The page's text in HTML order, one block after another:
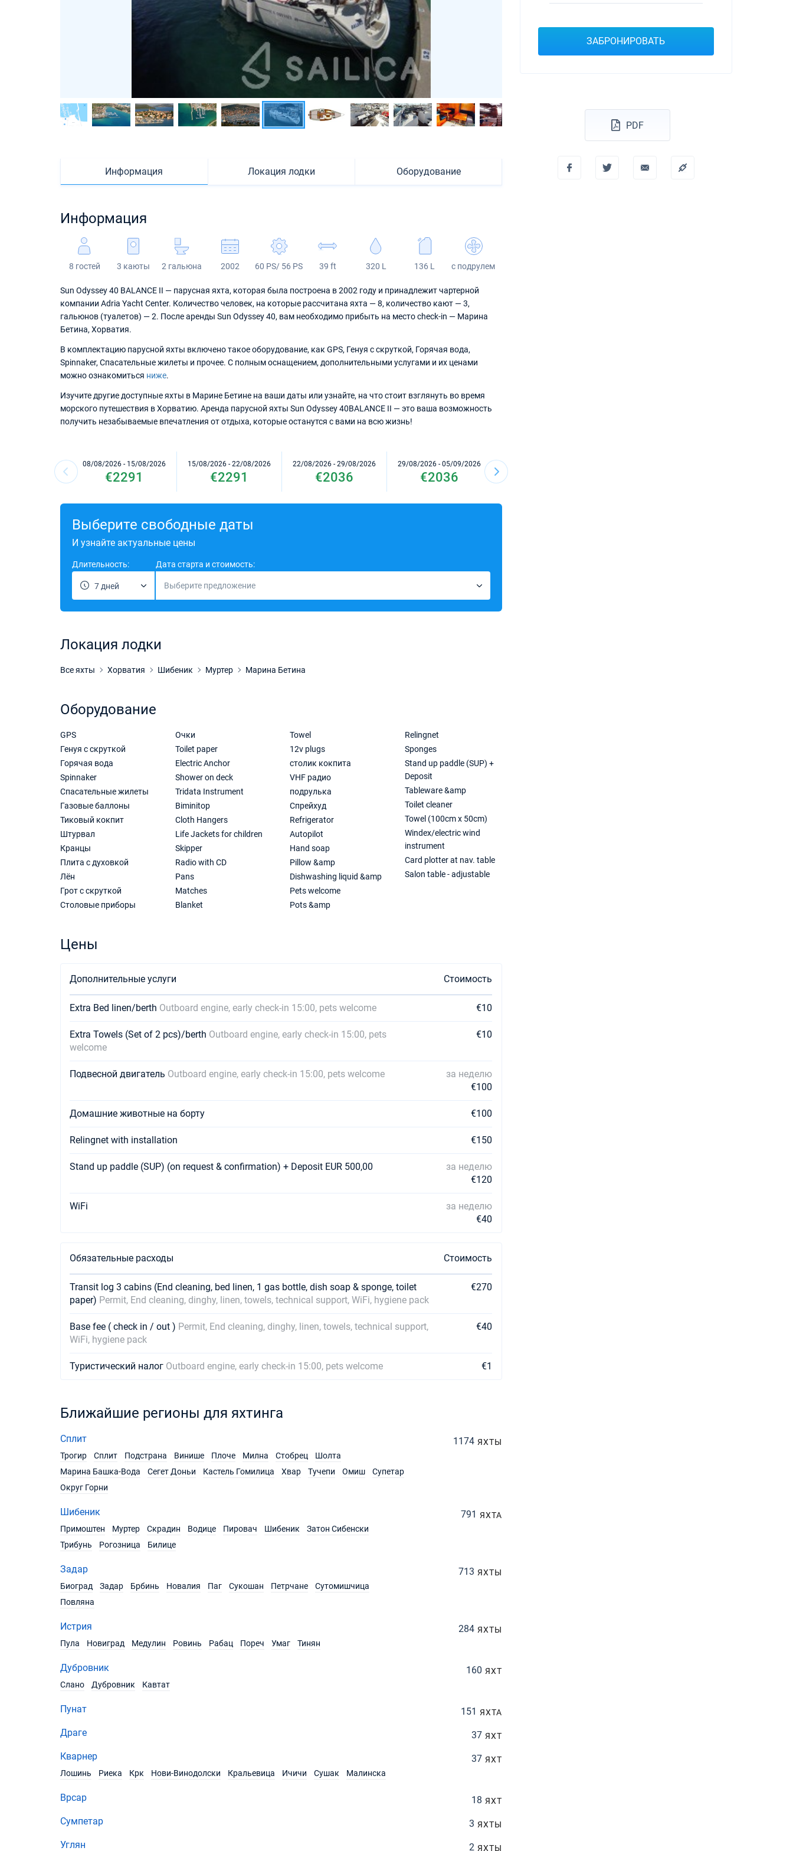
Информация Локация лодки Оборудование
Информация
8 гостей 3 каюты 2 гальюна 2002 60 PS/ 56 PS 39 ft 320 L 136 L с подрулем
Sun Odyssey 40 BALANCE II — парусная яхта, которая была построена в 2002 году и принадлежит чартерной
компании Adria Yacht Center. Количество человек, на которые рассчитана яхта — 8, количество кают — 3,
гальюнов (туалетов) — 2. После аренды Sun Odyssey 40, вам необходимо прибыть на место check-in — Марина
Бетина, Хорватия.
В комплектацию парусной яхты включено такое оборудование, как GPS, Генуя с скруткой, Горячая вода,
Spinnaker, Спасательные жилеты и прочее. С полным оснащением, дополнительными услугами и их ценами
можно ознакомиться ниже.
Изучите другие доступные яхты в Марине Бетине на ваши даты или узнайте, на что стоит взглянуть во время
морского путешествия в Хорватию. Аренда парусной яхты Sun Odyssey 40BALANCE II — это ваша возможность
получить незабываемые впечатления от отдыха, которые останутся с вами на всю жизнь!
08/08/2026 - 15/08/2026
€2291
15/08/2026 - 22/08/2026
€2291
22/08/2026 - 29/08/2026
€2036
29/08/2026 - 05/09/2026
€2036
05/09/2026 - 12/09/2026
Выберите свободные даты
И узнайте актуальные цены
Длительность:
7 дней
Дата старта и стоимость:
Выберите предложение
Локация лодки
Все яхты Хорватия Шибеник Муртер Марина Бетина
Оборудование
GPS
Генуя с скруткой
Горячая вода
Spinnaker
Спасательные жилеты
Газовые баллоны
Тиковый кокпит
Штурвал
Кранцы
Плита с духовкой
Лён
Грот с скруткой
Столовые приборы
Очки
Toilet paper
Electric Anchor
Shower on deck
Tridata Instrument
Biminitop
Cloth Hangers
Life Jackets for children
Skipper
Radio with CD
Pans
Matches
Blanket
Towel
12v plugs
столик кокпита
VHF радио
подрулька
Спрейхуд
Refrigerator
Autopilot
Hand soap
Pillow &amp
Dishwashing liquid &amp
Pets welcome
Pots &amp
Relingnet
Sponges
Stand up paddle (SUP) +
Deposit
Tableware &amp
Toilet cleaner
Towel (100cm x 50cm)
Windex/electric wind
instrument
Card plotter at nav. table
Salon table - adjustable
Цены
Дополнительные услуги Стоимость
Extra Bed linen/berth Outboard engine, early check-in 15:00, pets welcome €10
Extra Towels (Set of 2 pcs)/berth Outboard engine, early check-in 15:00, pets
welcome
€10
Подвесной двигатель Outboard engine, early check-in 15:00, pets welcome
за неделю
€100
Домашние животные на борту €100
Relingnet with installation €150
Stand up paddle (SUP) (on request & confirmation) + Deposit EUR 500,00
за неделю
€120
WiFi
за неделю
€40
Обязательные расходы Стоимость
Transit log 3 cabins (End cleaning, bed linen, 1 gas bottle, dish soap & sponge, toilet
paper) Permit, End cleaning, dinghy, linen, towels, technical support, WiFi, hygiene pack
€270
Base fee ( check in / out ) Permit, End cleaning, dinghy, linen, towels, technical support,
WiFi, hygiene pack
€40
Туристический налог Outboard engine, early check-in 15:00, pets welcome €1
Ближайшие регионы для яхтинга
Сплит 1174 ЯХТЫ
Трогир
Сплит Подстрана Винише Плоче Милна Стобрец
Шолта
Марина Башка-Вода
Сегет Доньи Кастель Гомилица Хвар Тучепи Омиш
Супетар
Округ Горни
Шибеник 791 ЯХТА
Примоштен
Муртер Скрадин Водице Пировач Шибеник
Затон Сибенски
Трибунь
Рогозница Билице
Задар 713 ЯХТЫ
Биоград
Задар Брбинь Новалия Паг Сукошан Петрчане
Сутомишчица
Повляна
Истрия 284 ЯХТЫ
Пула
Новиград Медулин Ровинь Рабац Пореч Умаг Тинян
Дубровник 160 ЯХТ
Слано
Дубровник Кавтат
Пунат 151 ЯХТА
Драге 37 ЯХТ
Кварнер 37 ЯХТ
Лошинь
Риека Крк Нови-Винодолски Кральевица Ичичи Сушак Малинска
Врсар 18 ЯХТ
Сумпетар 3 ЯХТЫ
Углян 2 ЯХТЫ
ЗАБРОНИРОВАТЬ
PDF